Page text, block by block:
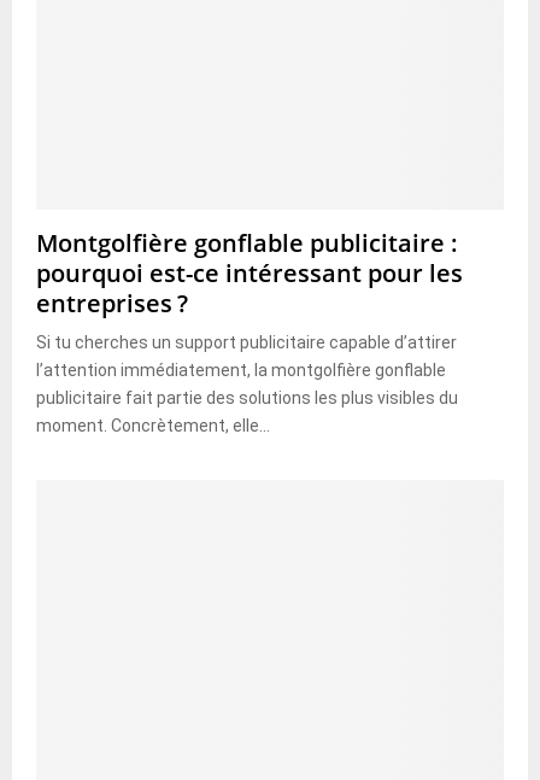
Montgolfière gonflable publicitaire :
pourquoi est-ce intéressant pour les
entreprises ?
Si tu cherches un support publicitaire capable d’attirer
l’attention immédiatement, la montgolfière gonflable
publicitaire fait partie des solutions les plus visibles du
moment. Concrètement, elle...